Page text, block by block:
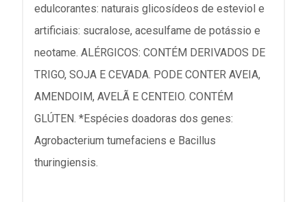
edulcorantes: naturais glicosídeos de esteviol e
artificiais: sucralose, acesulfame de potássio e
neotame. ALÉRGICOS: CONTÉM DERIVADOS DE
TRIGO, SOJA E CEVADA. PODE CONTER AVEIA,
AMENDOIM, AVELÃ E CENTEIO. CONTÉM
GLÚTEN. *Espécies doadoras dos genes:
Agrobacterium tumefaciens e Bacillus
thuringiensis.